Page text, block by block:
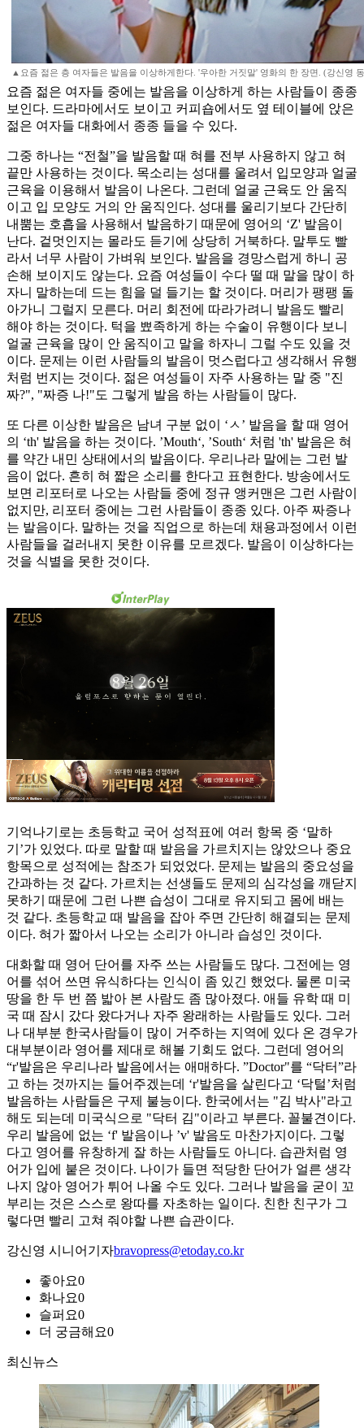
▲요즘 젊은 층 여자들은 발음을 이상하게한다. '우아한 거짓말' 영화의 한 장면. (강신영
요즘 젊은 여자들 중에는 발음을 이상하게 하는 사람들이 종종
보인다. 드라마에서도 보이고 커피숍에서도 옆 테이블에 앉은
젊은 여자들 대화에서 종종 들을 수 있다.
그중 하나는 “전철”을 발음할 때 혀를 전부 사용하지 않고 혀
끝만 사용하는 것이다. 목소리는 성대를 울려서 입모양과 얼굴
근육을 이용해서 발음이 나온다. 그런데 얼굴 근육도 안 움직
이고 입 모양도 거의 안 움직인다. 성대를 울리기보다 간단히
내뿜는 호흡을 사용해서 발음하기 때문에 영어의 ‘Z' 발음이
난다. 겉멋인지는 몰라도 듣기에 상당히 거북하다. 말투도 빨
라서 너무 사람이 가벼워 보인다. 발음을 경망스럽게 하니 공
손해 보이지도 않는다. 요즘 여성들이 수다 떨 때 말을 많이 하
자니 말하는데 드는 힘을 덜 들기는 할 것이다. 머리가 팽팽 돌
아가니 그럴지 모른다. 머리 회전에 따라가려니 발음도 빨리
해야 하는 것이다. 턱을 뾰족하게 하는 수술이 유행이다 보니
얼굴 근육을 많이 안 움직이고 말을 하자니 그럴 수도 있을 것
이다. 문제는 이런 사람들의 발음이 멋스럽다고 생각해서 유행
처럼 번지는 것이다. 젊은 여성들이 자주 사용하는 말 중 "진
짜?", "짜증 나!"도 그렇게 발음 하는 사람들이 많다.
또 다른 이상한 발음은 남녀 구분 없이 ‘ㅅ’ 발음을 할 때 영어
의 ‘th' 발음을 하는 것이다. ’Mouth‘, ’South‘ 처럼 'th' 발음은 혀
를 약간 내민 상태에서의 발음이다. 우리나라 말에는 그런 발
음이 없다. 흔히 혀 짧은 소리를 한다고 표현한다. 방송에서도
보면 리포터로 나오는 사람들 중에 정규 앵커맨은 그런 사람이
없지만, 리포터 중에는 그런 사람들이 종종 있다. 아주 짜증나
는 발음이다. 말하는 것을 직업으로 하는데 채용과정에서 이런
사람들을 걸러내지 못한 이유를 모르겠다. 발음이 이상하다는
것을 식별을 못한 것이다.
기억나기로는 초등학교 국어 성적표에 여러 항목 중 ‘말하
기’가 있었다. 따로 말할 때 발음을 가르치지는 않았으나 중요
항목으로 성적에는 참조가 되었었다. 문제는 발음의 중요성을
간과하는 것 같다. 가르치는 선생들도 문제의 심각성을 깨닫지
못하기 때문에 그런 나쁜 습성이 그대로 유지되고 몸에 배는
것 같다. 초등학교 때 발음을 잡아 주면 간단히 해결되는 문제
이다. 혀가 짧아서 나오는 소리가 아니라 습성인 것이다.
대화할 때 영어 단어를 자주 쓰는 사람들도 많다. 그전에는 영
어를 섞어 쓰면 유식하다는 인식이 좀 있긴 했었다. 물론 미국
땅을 한 두 번 쯤 밟아 본 사람도 좀 많아졌다. 애들 유학 때 미
국 때 잠시 갔다 왔다거나 자주 왕래하는 사람들도 있다. 그러
나 대부분 한국사람들이 많이 거주하는 지역에 있다 온 경우가
대부분이라 영어를 제대로 해볼 기회도 없다. 그런데 영어의
“r'발음은 우리나라 발음에서는 애매하다. ”Doctor"를 “닥터”라
고 하는 것까지는 들어주겠는데 ‘r'발음을 살린다고 ‘닥털’처럼
발음하는 사람들은 구제 불능이다. 한국에서는 "김 박사"라고
해도 되는데 미국식으로 "닥터 김"이라고 부른다. 꼴불견이다.
우리 발음에 없는 ‘f' 발음이나 ’v' 발음도 마찬가지이다. 그렇
다고 영어를 유창하게 잘 하는 사람들도 아니다. 습관처럼 영
어가 입에 붙은 것이다. 나이가 들면 적당한 단어가 얼른 생각
나지 않아 영어가 튀어 나올 수도 있다. 그러나 발음을 굳이 꼬
부리는 것은 스스로 왕따를 자초하는 일이다. 친한 친구가 그
렇다면 빨리 고쳐 줘야할 나쁜 습관이다.
강신영 시니어기자bravopress@etoday.co.kr
좋아요0
화나요0
슬퍼요0
더 궁금해요0
최신뉴스